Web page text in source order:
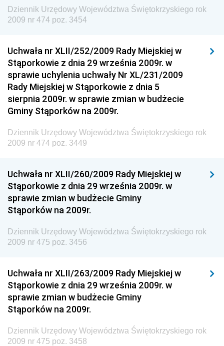
Dziennik Urzędowy Komendy Głównej Straży
Granicznej
Drogowego
Dziennik Urzędowy Narodowego Banku Polskiego
Dziennik Urzędowy Komendy Głównej Policji
Dziennik Urzędowy Ministra Pracy i Polityki
Społecznej
Dziennik Urzędowy Ministra Transportu, Budownictwa
i Gospodarki Morskiej
Dziennik Urzędowy Ministra Spraw Zagranicznych
Dziennik Urzędowy Centralnego Biura
Antykorupcyjnego
Wewnętrznego
Dziennik Urzędowy Urzędu Patentowego
Dziennik Urzędowy Generalnej Dyrekcji Dróg
Krajowych i Autostrad
Dziennik Urzędowy Ministra Środowiska
Dziennik Urzędowy Ministra Edukacji
Dziennik Urzędowy Województwa Świętokrzyskiego rok
2009 nr 474 poz. 3454
Uchwała nr XLII/252/2009 Rady Miejskiej w
Stąporkowie z dnia 29 września 2009r. w
sprawie uchylenia uchwały Nr XL/231/2009
Rady Miejskiej w Stąporkowie z dnia 5
sierpnia 2009r. w sprawie zmian w budżecie
Gminy Stąporków na 2009r.
Dziennik Urzędowy Województwa Świętokrzyskiego rok
2009 nr 474 poz. 3449
Uchwała nr XLII/260/2009 Rady Miejskiej w
Stąporkowie z dnia 29 września 2009r. w
sprawie zmian w budżecie Gminy
Stąporków na 2009r.
Dziennik Urzędowy Województwa Świętokrzyskiego rok
2009 nr 475 poz. 3456
Uchwała nr XLII/263/2009 Rady Miejskiej w
Stąporkowie z dnia 29 września 2009r. w
sprawie zmian w budżecie Gminy
Stąporków na 2009r.
Dziennik Urzędowy Województwa Świętokrzyskiego rok
2009 nr 475 poz. 3458